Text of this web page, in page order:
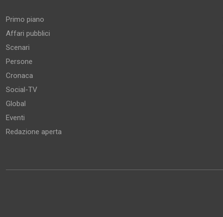
Primo piano
Affari pubblici
Scenari
Persone
Cronaca
Social-TV
Global
Eventi
Redazione aperta